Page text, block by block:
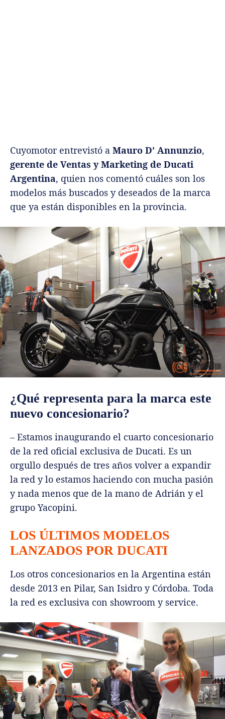
Cuyomotor entrevistó a Mauro D’ Annunzio,
gerente de Ventas y Marketing de Ducati
Argentina, quien nos comentó cuáles son los
modelos más buscados y deseados de la marca
que ya están disponibles en la provincia.
¿Qué representa para la marca este
nuevo concesionario?
– Estamos inaugurando el cuarto concesionario
de la red oficial exclusiva de Ducati. Es un
orgullo después de tres años volver a expandir
la red y lo estamos haciendo con mucha pasión
y nada menos que de la mano de Adrián y el
grupo Yacopini.
LOS ÚLTIMOS MODELOS
LANZADOS POR DUCATI
Los otros concesionarios en la Argentina están
desde 2013 en Pilar, San Isidro y Córdoba. Toda
la red es exclusiva con showroom y service.